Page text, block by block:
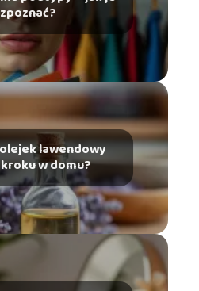
lawendowy
w domu?